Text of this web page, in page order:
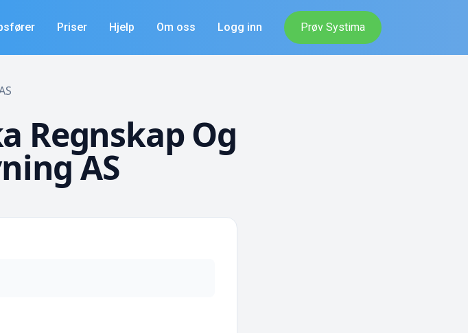
Priser Hjelp Om oss Logg inn Prøv Systima
Regnskap Og
AS